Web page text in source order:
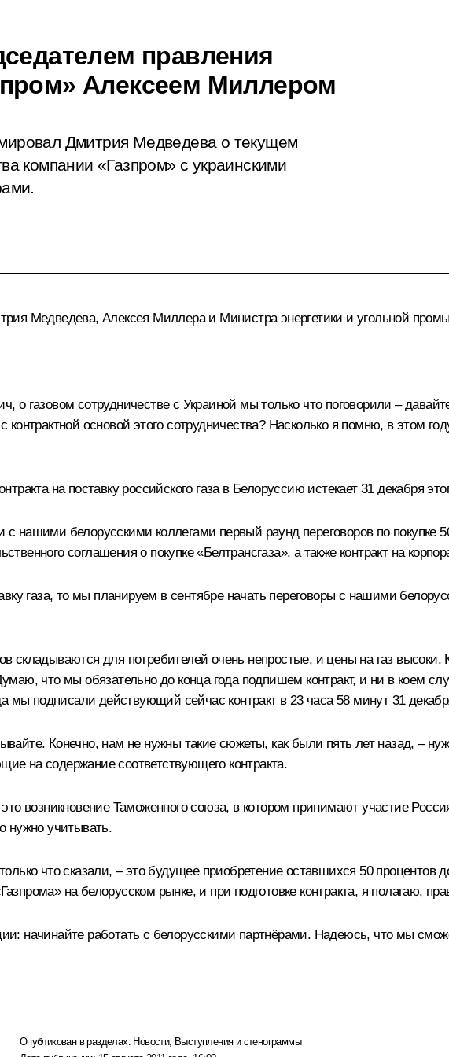
правления
Алексеем Миллером
Дмитрия Медведева о текущем
компании «Газпром» с украинскими
Медведева, Алексея Миллера и Министра энергетики и угольной
о газовом сотрудничестве с Украиной мы только что поговорили –
основой этого сотрудничества? Насколько я помню, в этом
на поставку российского газа в Белоруссию истекает 31 декабря
нашими белорусскими коллегами первый раунд переговоров по покупке
соглашения о покупке «Белтрансгаза», а также контракт на
газа, то мы планируем в сентябре начать переговоры с нашими
складываются для потребителей очень непростые, и цены на газ
что мы обязательно до конца года подпишем контракт, и ни в коем
мы подписали действующий сейчас контракт в 23 часа 58 минут 31
Конечно, нам не нужны такие сюжеты, как были пять лет назад, –
на содержание соответствующего контракта.
возникновение Таможенного союза, в котором принимают участие
нужно учитывать.
что сказали, – это будущее приобретение оставшихся 50 процентов
на белорусском рынке, и при подготовке контракта, я полагаю,
начинайте работать с белорусскими партнёрами. Надеюсь, что мы
Опубликован в разделах: Новости, Выступления и стенограммы